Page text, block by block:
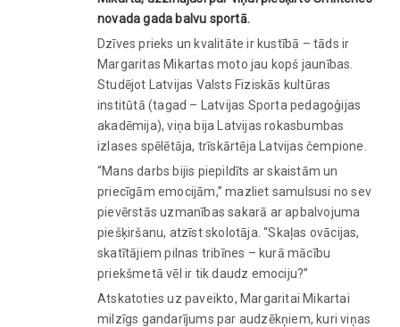
novada gada balvu sportā.
Dzīves prieks un kvalitāte ir kustībā – tāds ir
Margaritas Mikartas moto jau kopš jaunības.
Studējot Latvijas Valsts Fiziskās kultūras
institūtā (tagad – Latvijas Sporta pedagoģijas
akadēmija), viņa bija Latvijas rokasbumbas
izlases spēlētāja, trīskārtēja Latvijas čempione.
“Mans darbs bijis piepildīts ar skaistām un
priecīgām emocijām,” mazliet samulsusi no sev
pievērstās uzmanības sakarā ar apbalvojuma
piešķiršanu, atzīst skolotāja. “Skaļas ovācijas,
skatītājiem pilnas tribīnes – kurā mācību
priekšmetā vēl ir tik daudz emociju?”
Atskatoties uz paveikto, Margaritai Mikartai
milzīgs gandarījums par audzēkņiem, kuri viņas